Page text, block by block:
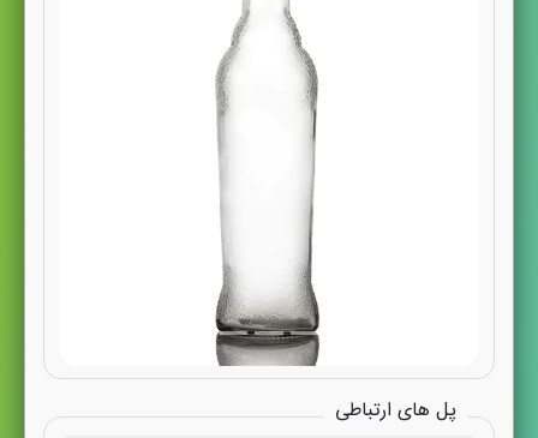
پل های ارتباطی